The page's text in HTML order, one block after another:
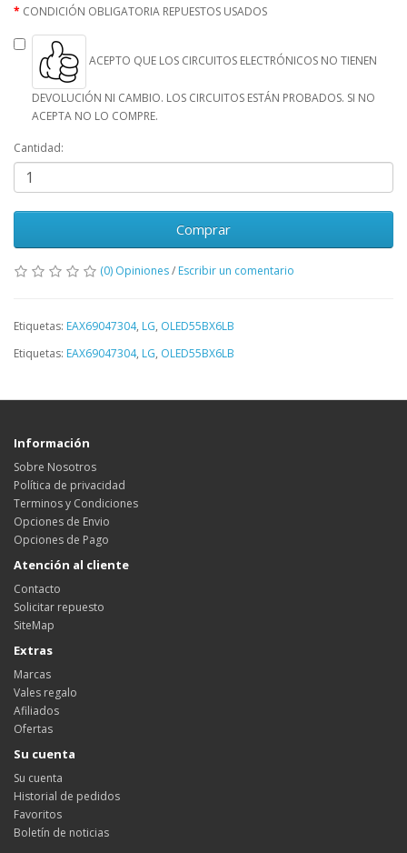
CONDICIÓN OBLIGATORIA REPUESTOS USADOS
ACEPTO QUE LOS CIRCUITOS ELECTRÓNICOS NO TIENEN
DEVOLUCIÓN NI CAMBIO. LOS CIRCUITOS ESTÁN PROBADOS. SI NO
ACEPTA NO LO COMPRE.
Cantidad:
Comprar
(0) Opiniones/ Escribir un comentario
Etiquetas: EAX69047304, LG, OLED55BX6LB
Etiquetas: EAX69047304, LG, OLED55BX6LB
Información
Sobre Nosotros
Política de privacidad
Terminos y Condiciones
Opciones de Envio
Opciones de Pago
Atención al cliente
Contacto
Solicitar repuesto
SiteMap
Extras
Marcas
Vales regalo
Afiliados
Ofertas
Su cuenta
Su cuenta
Historial de pedidos
Favoritos
Boletín de noticias